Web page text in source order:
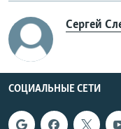
Сергей
СОЦИАЛЬНЫЕ СЕТИ